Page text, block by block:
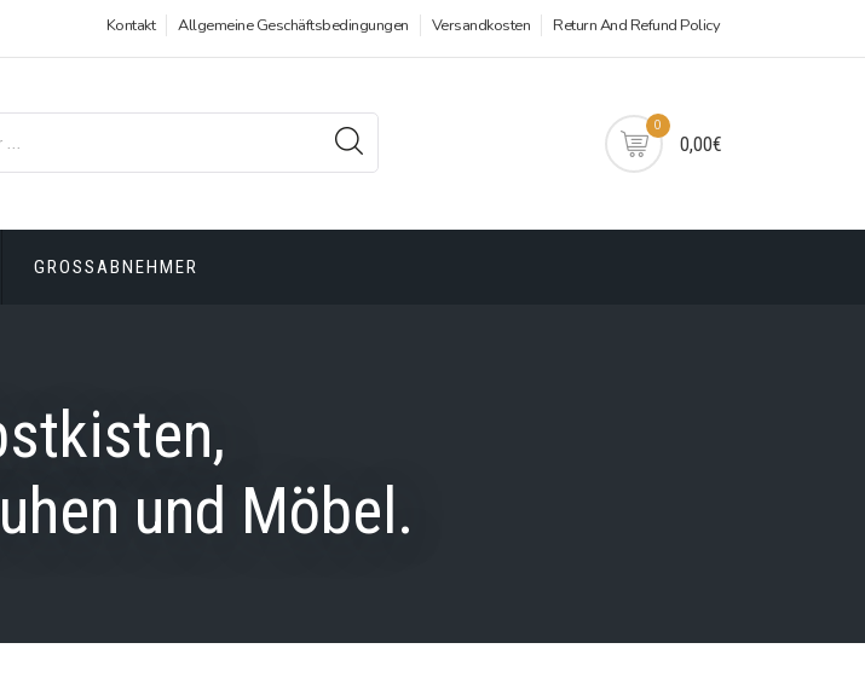
Kontakt Allgemeine Geschäftsbedingungen Versandkosten Return And Refund Policy
0
0,00€
GROSSABNEHMER
und Möbel.